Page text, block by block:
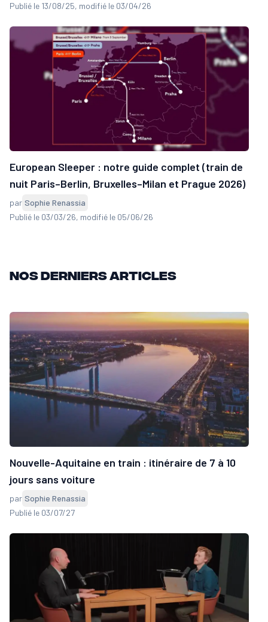
Publié le 13/08/25, modifié le 03/04/26
European Sleeper : notre guide complet (train de
nuit Paris–Berlin, Bruxelles–Milan et Prague 2026)
par Sophie Renassia
Publié le 03/03/26, modifié le 05/06/26
Nos derniers articles
Nouvelle-Aquitaine en train : itinéraire de 7 à 10
jours sans voiture
par Sophie Renassia
Publié le 03/07/27